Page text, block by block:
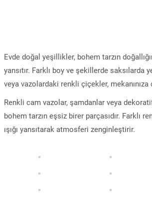
Evde doğal yeşillikler, bohem tarzın
yansıtır. Farklı boy ve şekillerde
veya vazolardaki renkli çiçekler, mekanınıza
Renkli cam vazolar, şamdanlar veya
bohem tarzın eşsiz birer parçasıdır. Farklı
ışığı yansıtarak atmosferi zenginleştirir.